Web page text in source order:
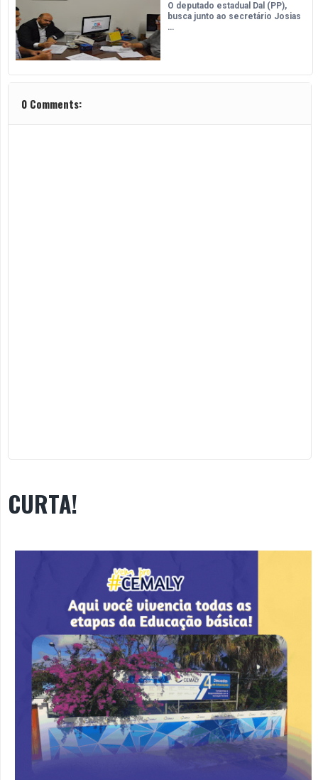
O deputado estadual Dal (PP),
busca junto ao secretário Josias
…
0 Comments:
CURTA!